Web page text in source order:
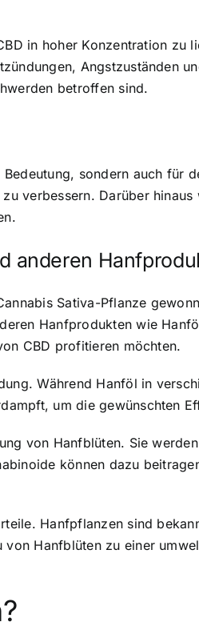
in hoher Konzentration zu
Angstzuständen
betroffen sind.
sondern auch für
verbessern. Darüber
anderen
Sativa-Pflanze
Hanfprodukten wie
CBD profitieren möchten.
Während Hanföl in
um die gewünschten
von Hanfblüten. Sie
können dazu
Hanfpflanzen sind
Hanfblüten zu einer